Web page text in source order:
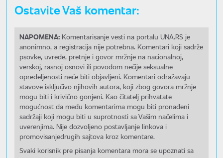
Ostavite Vaš komentar:
NAPOMENA: Komentarisanje vesti na portalu UNA.RS je
anonimno, a registracija nije potrebna. Komentari koji sadrže
psovke, uvrede, pretnje i govor mržnje na nacionalnoj,
verskoj, rasnoj osnovi ili povodom nečije seksualne
opredeljenosti neće biti objavljeni. Komentari odražavaju
stavove isključivo njihovih autora, koji zbog govora mržnje
mogu biti i krivično gonjeni. Kao čitatelj prihvatate
mogućnost da među komentarima mogu biti pronađeni
sadržaji koji mogu biti u suprotnosti sa Vašim načelima i
uverenjima. Nije dozvoljeno postavljanje linkova i
promovisanjedrugih sajtova kroz komentare.
Svaki korisnik pre pisanja komentara mora se upoznati sa